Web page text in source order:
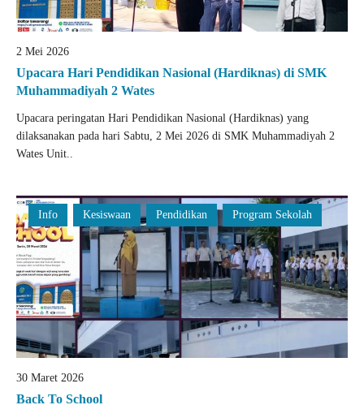
2 Mei 2026
Upacara Hari Pendidikan Nasional (Hardiknas) di SMK
Muhammadiyah 2 Wates
Upacara peringatan Hari Pendidikan Nasional (Hardiknas) yang
dilaksanakan pada hari Sabtu, 2 Mei 2026 di SMK Muhammadiyah 2
Wates Unit..
Info Kesiswaan Pendidikan Program Sekolah
30 Maret 2026
Back To School